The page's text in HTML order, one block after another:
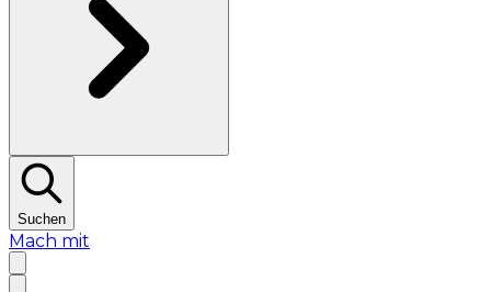
Suchen
Mach mit